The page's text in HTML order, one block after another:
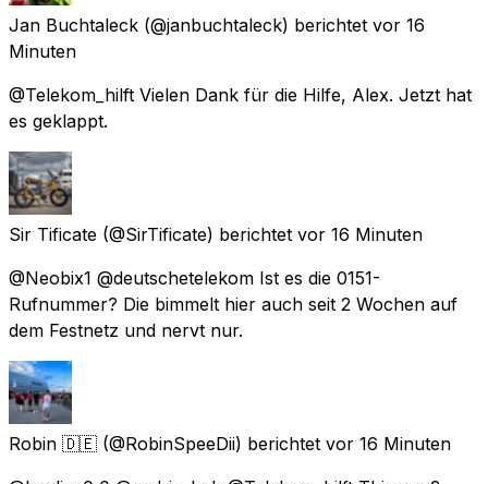
Jan Buchtaleck (@janbuchtaleck) berichtet vor 16
Minuten
@Telekom_hilft Vielen Dank für die Hilfe, Alex. Jetzt hat
es geklappt.
Sir Tificate (@SirTificate) berichtet vor 16 Minuten
@Neobix1 @deutschetelekom Ist es die 0151-
Rufnummer? Die bimmelt hier auch seit 2 Wochen auf
dem Festnetz und nervt nur.
Robin 🇩🇪 (@RobinSpeeDii) berichtet vor 16 Minuten